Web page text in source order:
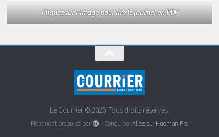
Cliquez sur l'image pour lire le journal en PDF
Le Courrier © 2026. Tous droits réservés.
Fièrement propulsé par - Conçu parAllez sur Hueman Pro